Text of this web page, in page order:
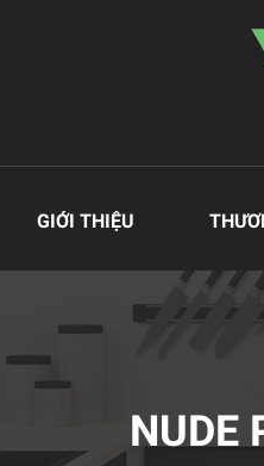
GIỚI THIỆU
NUDE